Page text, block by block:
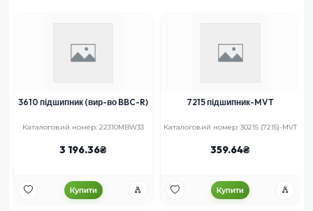
3610 підшипник (вир-во BBC-R)
Каталоговий номер: 22310MBW33
3 196.36
Купити
7215 підшипник-MVT
Каталоговий номер: 30215 (7215)-MVT
359.64
Купити